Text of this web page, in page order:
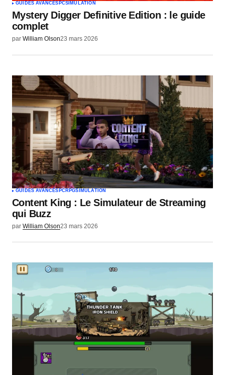
GUIDES AVANCÉS PCSIMULATION
Mystery Digger Definitive Edition : le guide
complet
par William Olson23 mars 2026
GUIDES AVANCÉS PC RPGSIMULATION
Content King : Le Simulateur de Streaming
qui Buzz
par William Olson23 mars 2026